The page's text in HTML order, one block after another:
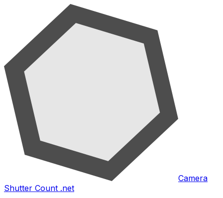
Camera
Shutter Count .net